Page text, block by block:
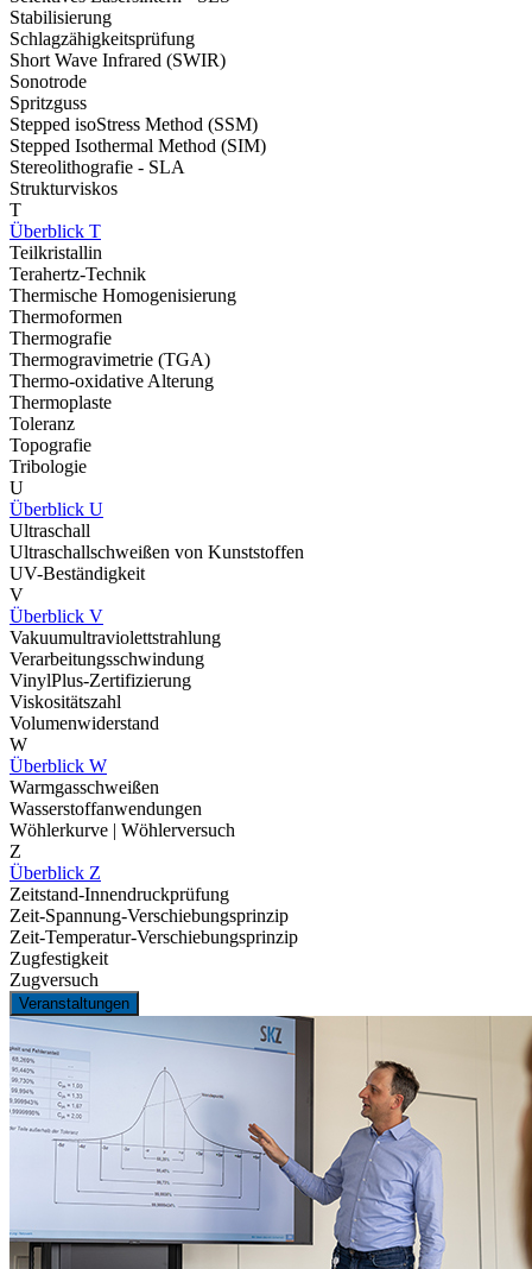
Stabilisierung
Schlagzähigkeitsprüfung
Short Wave Infrared (SWIR)
Sonotrode
Spritzguss
Stepped isoStress Method (SSM)
Stepped Isothermal Method (SIM)
Stereolithografie - SLA
Strukturviskos
T
Überblick T
Teilkristallin
Terahertz-Technik
Thermische Homogenisierung
Thermoformen
Thermografie
Thermogravimetrie (TGA)
Thermo-oxidative Alterung
Thermoplaste
Toleranz
Topografie
Tribologie
U
Überblick U
Ultraschall
Ultraschallschweißen von Kunststoffen
UV-Beständigkeit
V
Überblick V
Vakuumultraviolettstrahlung
Verarbeitungsschwindung
VinylPlus-Zertifizierung
Viskositätszahl
Volumenwiderstand
W
Überblick W
Warmgasschweißen
Wasserstoffanwendungen
Wöhlerkurve | Wöhlerversuch
Z
Überblick Z
Zeitstand-Innendruckprüfung
Zeit-Spannung-Verschiebungsprinzip
Zeit-Temperatur-Verschiebungsprinzip
Zugfestigkeit
Zugversuch
Veranstaltungen